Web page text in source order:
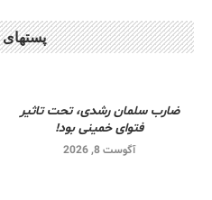
پستهای
ضارب سلمان رشدی، تحت تاثیر
فتوای خمینی بود!
آگوست 8, 2026